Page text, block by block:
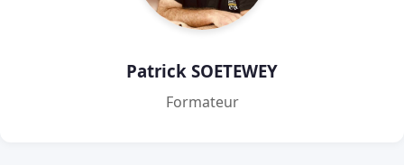
Patrick SOETEWEY
Formateur